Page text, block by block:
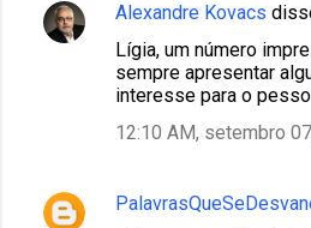
Alexandre Kovacs
Lígia, um número
sempre apresentar
interesse para o
12:10 AM, setembro